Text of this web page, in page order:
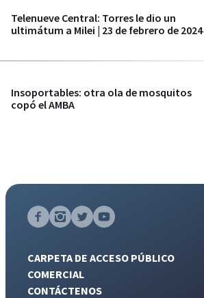
Telenueve Central: Torres le dio un
ultimátum a Milei | 23 de febrero de 2024
Insoportables: otra ola de mosquitos
copó el AMBA
CARPETA DE ACCESO PÚBLICO
COMERCIAL
CONTÁCTENOS